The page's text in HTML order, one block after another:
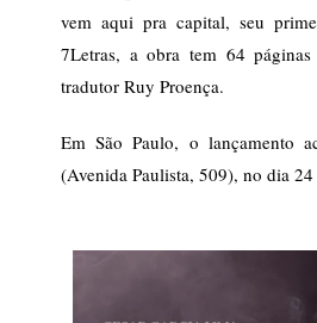
vem aqui pra capital, seu
7Letras, a obra tem 64
tradutor Ruy Proença.
Em São Paulo, o lançamento
(Avenida Paulista, 509), no dia